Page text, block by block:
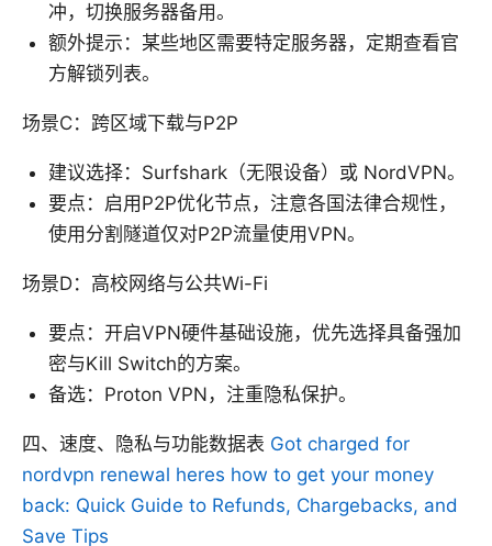
冲，切换服务器备用。
额外提示：某些地区需要特定服务器，定期查看官
方解锁列表。
场景C：跨区域下载与P2P
建议选择：Surfshark（无限设备）或 NordVPN。
要点：启用P2P优化节点，注意各国法律合规性，
使用分割隧道仅对P2P流量使用VPN。
场景D：高校网络与公共Wi-Fi
要点：开启VPN硬件基础设施，优先选择具备强加
密与Kill Switch的方案。
备选：Proton VPN，注重隐私保护。
四、速度、隐私与功能数据表 Got charged for
nordvpn renewal heres how to get your money
back: Quick Guide to Refunds, Chargebacks, and
Save Tips